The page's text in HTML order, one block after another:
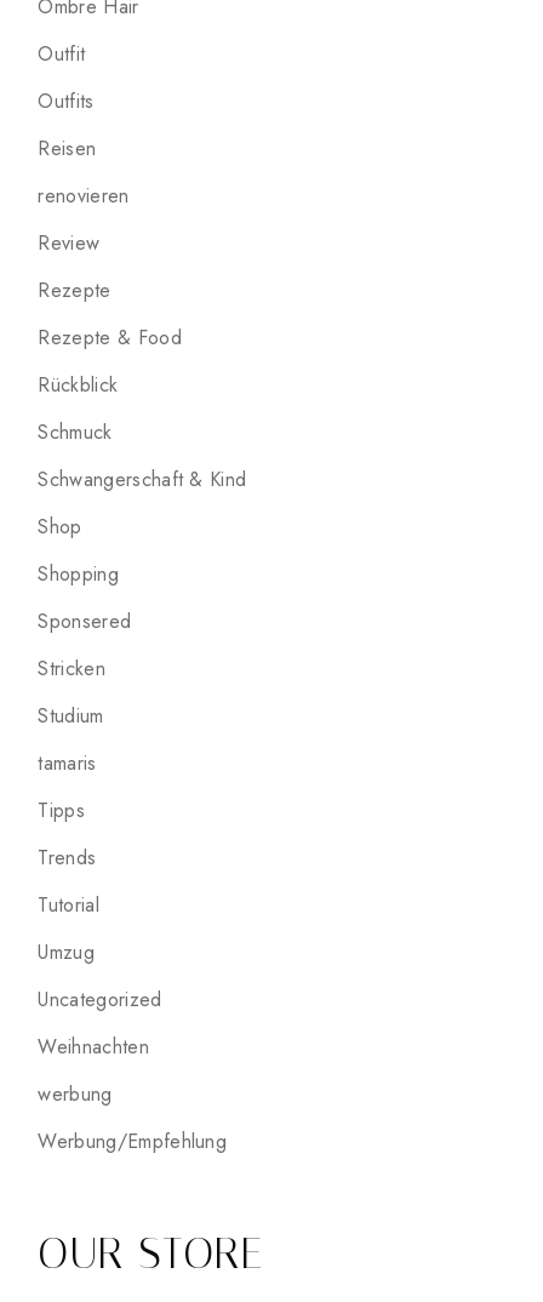
Ombre Hair
Outfit
Outfits
Reisen
renovieren
Review
Rezepte
Rezepte & Food
Rückblick
Schmuck
Schwangerschaft & Kind
Shop
Shopping
Sponsered
Stricken
Studium
tamaris
Tipps
Trends
Tutorial
Umzug
Uncategorized
Weihnachten
werbung
Werbung/Empfehlung
OUR STORE